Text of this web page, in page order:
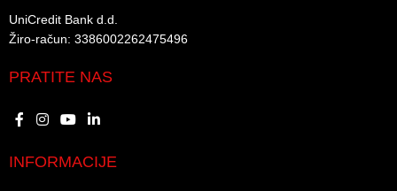
UniCredit Bank d.d.​
Žiro-račun: 3386002262475496​​
PRATITE NAS
INFORMACIJE